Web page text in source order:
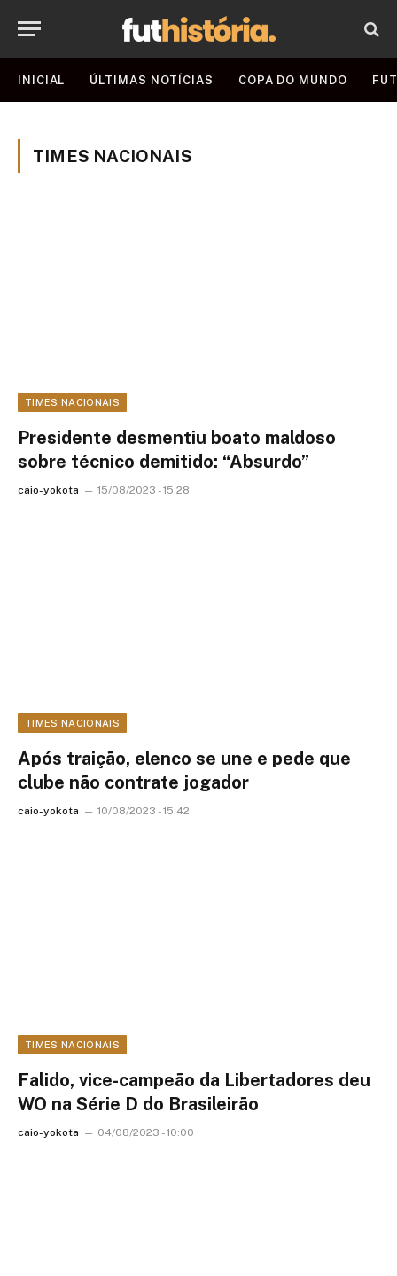
INICIAL ÚLTIMAS NOTÍCIAS COPA DO MUNDO
TIMES NACIONAIS
TIMES NACIONAIS
Presidente desmentiu boato maldoso
sobre técnico demitido: “Absurdo”
caio-yokota 15/08/2023 - 15:28
TIMES NACIONAIS
Após traição, elenco se une e pede que
clube não contrate jogador
caio-yokota 10/08/2023 - 15:42
TIMES NACIONAIS
Falido, vice-campeão da Libertadores deu
WO na Série D do Brasileirão
caio-yokota 04/08/2023 - 10:00